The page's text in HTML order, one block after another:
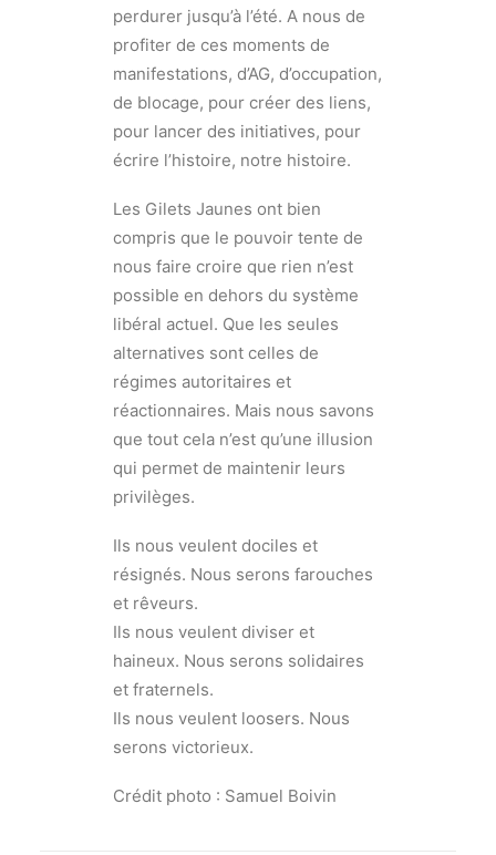
perdurer jusqu’à l’été. A nous de
profiter de ces moments de
manifestations, d’AG, d’occupation,
de blocage, pour créer des liens,
pour lancer des initiatives, pour
écrire l’histoire, notre histoire.
Les Gilets Jaunes ont bien
compris que le pouvoir tente de
nous faire croire que rien n’est
possible en dehors du système
libéral actuel. Que les seules
alternatives sont celles de
régimes autoritaires et
réactionnaires. Mais nous savons
que tout cela n’est qu’une illusion
qui permet de maintenir leurs
privilèges.
Ils nous veulent dociles et
résignés. Nous serons farouches
et rêveurs.
Ils nous veulent diviser et
haineux. Nous serons solidaires
et fraternels.
Ils nous veulent loosers. Nous
serons victorieux.
Crédit photo : Samuel Boivin